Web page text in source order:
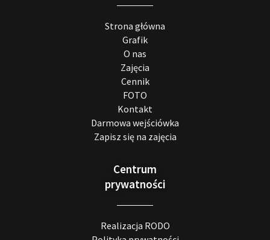
Strona główna
Grafik
O nas
Zajęcia
Cennik
FOTO
Kontakt
Darmowa wejściówka
Zapisz się na zajęcia
Centrum
prywatności
Realizacja RODO